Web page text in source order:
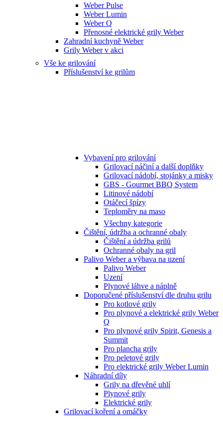
Weber Pulse
Weber Lumin
Weber Q
Přenosné elektrické grily Weber
Zahradní kuchyně Weber
Grily Weber v akci
Vše ke grilování
Příslušenství ke grilům
Vybavení pro grilování
Grilovací náčiní a další doplňky
Grilovací nádobí, stojánky a misky
GBS - Gourmet BBQ System
Litinové nádobí
Otáčecí špízy
Teploměry na maso
Všechny kategorie
Čištění, údržba a ochranné obaly
Čištění a údržba grilů
Ochranné obaly na gril
Palivo Weber a výbava na uzení
Palivo Weber
Uzení
Plynové láhve a náplně
Doporučené příslušenství dle druhu grilu
Pro kotlové grily
Pro plynové a elektrické grily Weber
Q
Pro plynové grily Spirit, Genesis a
Summit
Pro plancha grily
Pro peletové grily
Pro elektrické grily Weber Lumin
Náhradní díly
Grily na dřevěné uhlí
Plynové grily
Elektrické grily
Grilovací koření a omáčky